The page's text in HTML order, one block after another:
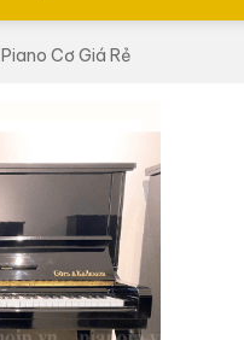
Piano Cơ Giá Rẻ